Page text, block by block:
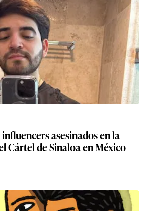
asesinados en la
Cártel de Sinaloa en México